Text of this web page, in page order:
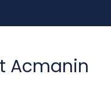
Acmanin